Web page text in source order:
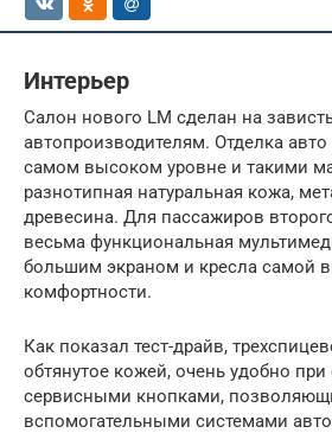
Интерьер
Салон нового LM сделан на
автопроизводителям. Отделка
самом высоком уровне и такими
разнотипная натуральная кожа,
древесина. Для пассажиров
весьма функциональная
большим экраном и кресла самой
комфортности.
Как показал тест-драйв,
обтянутое кожей, очень удобно
сервисными кнопками,
вспомогательными системами